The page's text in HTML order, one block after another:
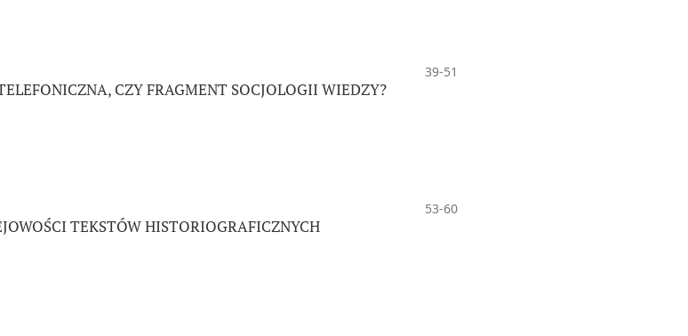
39-51
CZY FRAGMENT SOCJOLOGII WIEDZY?
53-60
TEKSTÓW HISTORIOGRAFICZNYCH